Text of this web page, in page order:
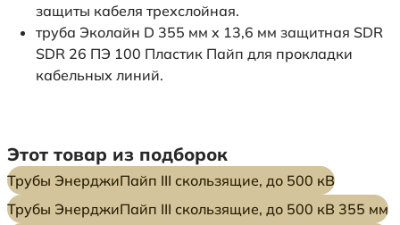
защиты кабеля трехслойная.
труба Эколайн D 355 мм x 13,6 мм защитная SDR
SDR 26 ПЭ 100 Пластик Пайп для прокладки
кабельных линий.
Этот товар из подборок
Трубы ЭнерджиПайп III скользящие, до 500 кВ
Трубы ЭнерджиПайп III скользящие, до 500 кВ 355 мм